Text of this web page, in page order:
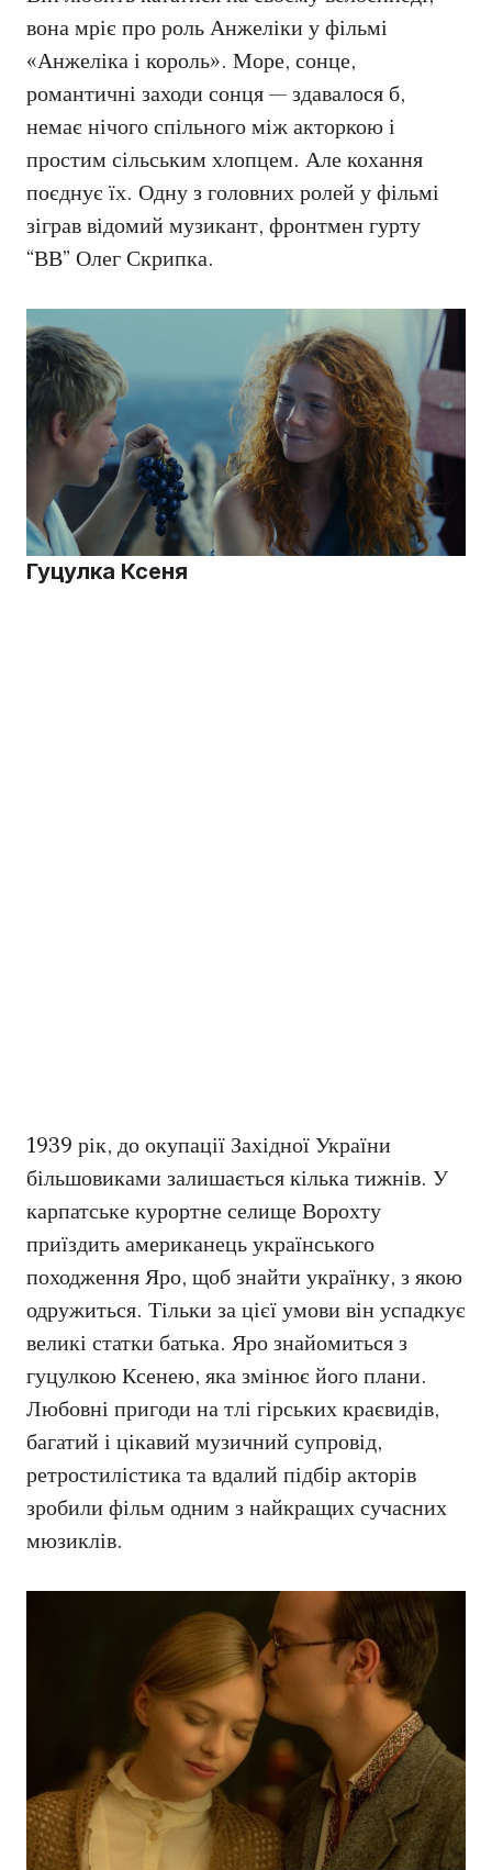
вона мріє про роль Анжеліки у фільмі
«Анжеліка і король». Море, сонце,
романтичні заходи сонця — здавалося б,
немає нічого спільного між акторкою і
простим сільським хлопцем. Але кохання
поєднує їх. Одну з головних ролей у фільмі
зіграв відомий музикант, фронтмен гурту
“ВВ” Олег Скрипка.
Гуцулка Ксеня
1939 рік, до окупації Західної України
більшовиками залишається кілька тижнів. У
карпатське курортне селище Ворохту
приїздить американець українського
походження Яро, щоб знайти українку, з якою
одружиться. Тільки за цієї умови він успадкує
великі статки батька. Яро знайомиться з
гуцулкою Ксенею, яка змінює його плани.
Любовні пригоди на тлі гірських краєвидів,
багатий і цікавий музичний супровід,
ретростилістика та вдалий підбір акторів
зробили фільм одним з найкращих сучасних
мюзиклів.